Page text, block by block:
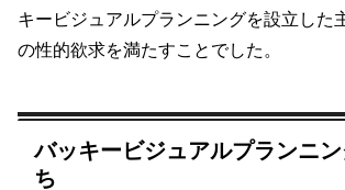
キービジュアルプランニングを設立した
の性的欲求を満たすことでした。
バッキービジュアルプランニ
ち